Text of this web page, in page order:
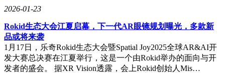
形式上，《闯南关》单元借鉴戏曲"入相""出将"结构，《深夜
展现出短剧在艺术创新上的无限可能。这种"慢工出细活"的创
作态度，与当下短剧市场普遍追求的"快周转"形成鲜明对比。
作为"影视+城市"的升级版实践，《奇迹》将200余个深圳地标
转化为叙事场域。国贸大厦的"滑模"技术奇迹、深交所筹建时
2026-01-23
Rokid生态大会江夏启幕，下一代AR眼镜规划曝光，多款新
品或将来袭
1月17日，乐奇Rokid生态大会暨Spatial Joy2025全球AR&AI开
发大赛总决赛在江夏举行，这是一个由Rokid举办的面向与开
发者的盛会。 据XR Vision透露，会上Rokid创始人Mis…